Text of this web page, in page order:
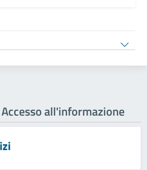
all'informazione